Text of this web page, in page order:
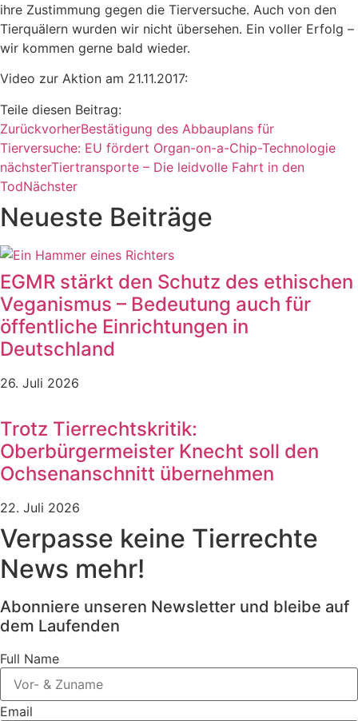
ihre Zustimmung gegen die Tierversuche. Auch von den
Tierquälern wurden wir nicht übersehen. Ein voller Erfolg –
wir kommen gerne bald wieder.
Video zur Aktion am 21.11.2017:
Teile diesen Beitrag:
ZurückvorherBestätigung des Abbauplans für
Tierversuche: EU fördert Organ-on-a-Chip-Technologie
nächsterTiertransporte – Die leidvolle Fahrt in den
TodNächster
Neueste Beiträge
EGMR stärkt den Schutz des ethischen
Veganismus – Bedeutung auch für
öffentliche Einrichtungen in
Deutschland
26. Juli 2026
Trotz Tierrechtskritik:
Oberbürgermeister Knecht soll den
Ochsenanschnitt übernehmen
22. Juli 2026
Verpasse keine Tierrechte
News mehr!
Abonniere unseren Newsletter und bleibe auf
dem Laufenden
Full Name
Email